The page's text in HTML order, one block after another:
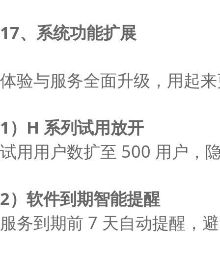
17、系统功能扩展
体验与服务全面升级，用起
1）H 系列试用放开
试用用户数扩至 500 用户，
2）软件到期智能提醒
服务到期前 7 天自动提醒，